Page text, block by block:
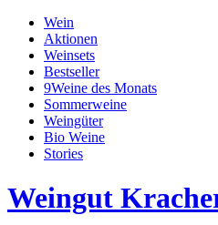
Wein
Aktionen
Weinsets
Bestseller
9Weine des Monats
Sommerweine
Weingüter
Bio Weine
Stories
Weingut